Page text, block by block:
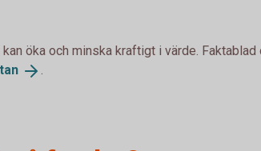
öka och minska kraftigt i värde. Faktablad
.